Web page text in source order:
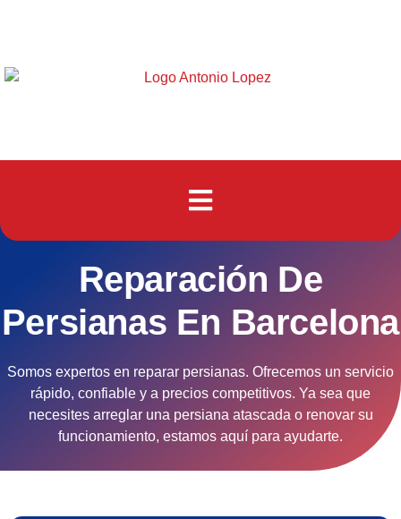
Reparación De
Persianas En Barcelona
Somos expertos en reparar persianas. Ofrecemos un servicio
rápido, confiable y a precios competitivos. Ya sea que
necesites arreglar una persiana atascada o renovar su
funcionamiento, estamos aquí para ayudarte.